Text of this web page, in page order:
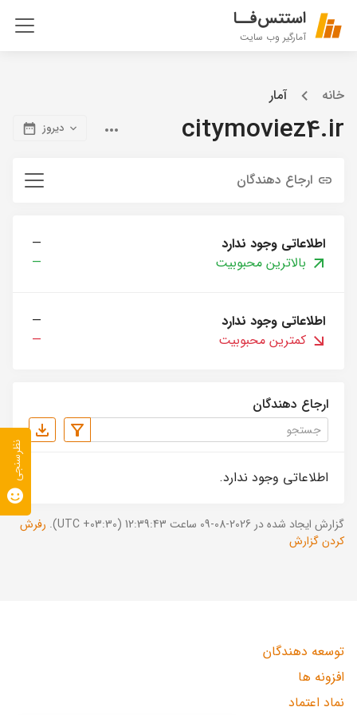
استتس‌فــا
آمارگیر وب سایت
خانه آمار
citymoviez4.ir دیروز
ارجاع دهندگان
اطلاعاتی وجود ندارد
—
بالاترین محبوبیت
—
اطلاعاتی وجود ندارد
—
کمترین محبوبیت
—
ارجاع دهندگان
اطلاعاتی وجود ندارد.
گزارش ایجاد شده در 2026-08-09 ساعت 12:39:43 (UTC +03:30).
رفرش
کردن گزارش
توسعه دهندگان
افزونه ها
نماد اعتماد
نظرسنجی